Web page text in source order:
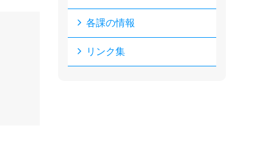
各課の情報
リンク集